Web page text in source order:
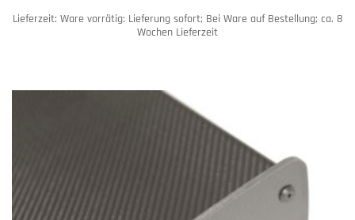
Lieferzeit: Ware vorrätig: Lieferung sofort; Bei Ware auf Bestellung; ca. 8
Wochen Lieferzeit